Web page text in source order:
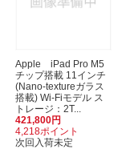
Apple iPad Pro M5
チップ搭載 11インチ
(Nano-textureガラス
搭載) Wi-Fiモデル ス
トレージ：2T...
421,800円
4,218ポイント
次回入荷未定